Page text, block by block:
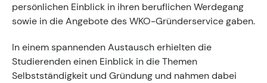
Aktuelles
Events
persönlichen Einblick in ihren beruflichen Werdegang
sowie in die Angebote des WKO-Gründerservice gaben.
In einem spannenden Austausch erhielten die
Studierenden einen Einblick in die Themen
Selbstständigkeit und Gründung und nahmen dabei